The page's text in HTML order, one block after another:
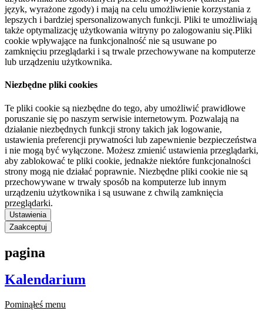
język, wyrażone zgody) i mają na celu umożliwienie korzystania z
lepszych i bardziej spersonalizowanych funkcji. Pliki te umożliwiają
także optymalizację użytkowania witryny po zalogowaniu się.Pliki
cookie wpływające na funkcjonalność nie są usuwane po
zamknięciu przeglądarki i są trwale przechowywane na komputerze
lub urządzeniu użytkownika.
Niezbędne pliki cookies
Te pliki cookie są niezbędne do tego, aby umożliwić prawidłowe
poruszanie się po naszym serwisie internetowym. Pozwalają na
działanie niezbędnych funkcji strony takich jak logowanie,
ustawienia preferencji prywatności lub zapewnienie bezpieczeństwa
i nie mogą być wyłączone. Możesz zmienić ustawienia przeglądarki,
aby zablokować te pliki cookie, jednakże niektóre funkcjonalności
strony mogą nie działać poprawnie. Niezbędne pliki cookie nie są
przechowywane w trwały sposób na komputerze lub innym
urządzeniu użytkownika i są usuwane z chwilą zamknięcia
przeglądarki.
Ustawienia
Zaakceptuj
pagina
Kalendarium
Pominąłeś menu